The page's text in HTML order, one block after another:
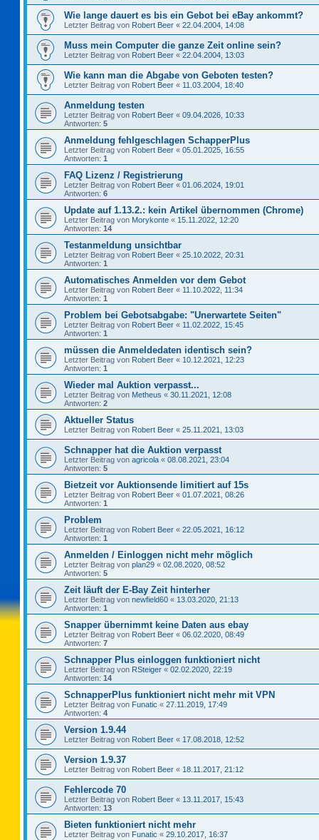
Wie lange dauert es bis ein Gebot bei eBay ankommt?
Letzter Beitrag von Robert Beer « 22.04.2004, 14:08
Muss mein Computer die ganze Zeit online sein?
Letzter Beitrag von Robert Beer « 22.04.2004, 13:03
Wie kann man die Abgabe von Geboten testen?
Letzter Beitrag von Robert Beer « 11.03.2004, 18:40
Anmeldung testen
Letzter Beitrag von Robert Beer « 09.04.2026, 10:33
Antworten: 5
Anmeldung fehlgeschlagen SchapperPlus
Letzter Beitrag von Robert Beer « 05.01.2025, 16:55
Antworten: 1
FAQ Lizenz / Registrierung
Letzter Beitrag von Robert Beer « 01.06.2024, 19:01
Antworten: 6
Update auf 1.13.2.: kein Artikel übernommen (Chrome)
Letzter Beitrag von Morykonte « 15.11.2022, 12:20
Antworten: 14
Testanmeldung unsichtbar
Letzter Beitrag von Robert Beer « 25.10.2022, 20:31
Antworten: 1
Automatisches Anmelden vor dem Gebot
Letzter Beitrag von Robert Beer « 11.10.2022, 11:34
Antworten: 1
Problem bei Gebotsabgabe: "Unerwartete Seiten"
Letzter Beitrag von Robert Beer « 11.02.2022, 15:45
Antworten: 1
müssen die Anmeldedaten identisch sein?
Letzter Beitrag von Robert Beer « 10.12.2021, 12:23
Antworten: 1
Wieder mal Auktion verpasst...
Letzter Beitrag von Metheus « 30.11.2021, 12:08
Antworten: 2
Aktueller Status
Letzter Beitrag von Robert Beer « 25.11.2021, 13:03
Schnapper hat die Auktion verpasst
Letzter Beitrag von agricola « 08.08.2021, 23:04
Antworten: 5
Bietzeit vor Auktionsende limitiert auf 15s
Letzter Beitrag von Robert Beer « 01.07.2021, 08:26
Antworten: 1
Problem
Letzter Beitrag von Robert Beer « 22.05.2021, 16:12
Antworten: 1
Anmelden / Einloggen nicht mehr möglich
Letzter Beitrag von plan29 « 02.08.2020, 08:52
Antworten: 5
Zeit läuft der E-Bay Zeit hinterher
Letzter Beitrag von newfield60 « 13.03.2020, 21:13
Antworten: 1
Snapper übernimmt keine Daten aus ebay
Letzter Beitrag von Robert Beer « 06.02.2020, 08:49
Antworten: 7
Schnapper Plus einloggen funktioniert nicht
Letzter Beitrag von RSteiger « 02.02.2020, 22:19
Antworten: 14
SchnapperPlus funktioniert nicht mehr mit VPN
Letzter Beitrag von Funatic « 27.11.2019, 17:49
Antworten: 4
Version 1.9.44
Letzter Beitrag von Robert Beer « 17.08.2018, 12:52
Version 1.9.37
Letzter Beitrag von Robert Beer « 18.11.2017, 21:12
Fehlercode 70
Letzter Beitrag von Robert Beer « 13.11.2017, 15:43
Antworten: 13
Bieten funktioniert nicht mehr
Letzter Beitrag von Funatic « 29.10.2017, 16:37